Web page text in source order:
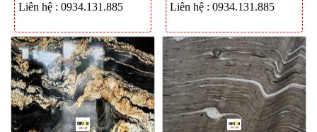
Liên hệ : 0934.131.885
Liên hệ : 0934.131.885